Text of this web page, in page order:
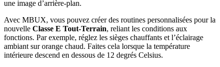
une image d’arrière-plan.
Avec MBUX, vous pouvez créer des routines personnalisées pour la
nouvelle Classe E Tout-Terrain, reliant les conditions aux
fonctions. Par exemple, réglez les sièges chauffants et l’éclairage
ambiant sur orange chaud. Faites cela lorsque la température
intérieure descend en dessous de 12 degrés Celsius.